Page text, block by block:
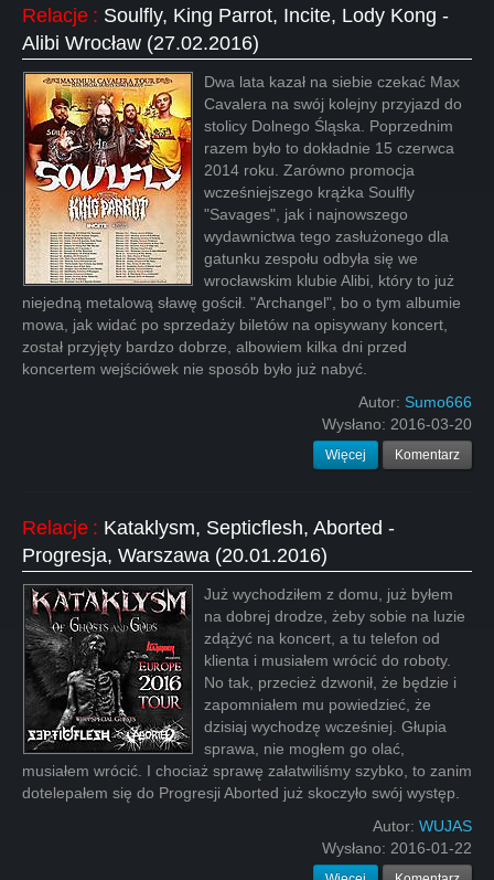
Relacje : Soulfly, King Parrot, Incite, Lody Kong -
Alibi Wrocław (27.02.2016)
Dwa lata kazał na siebie czekać Max
Cavalera na swój kolejny przyjazd do
stolicy Dolnego Śląska. Poprzednim
razem było to dokładnie 15 czerwca
2014 roku. Zarówno promocja
wcześniejszego krążka Soulfly
"Savages", jak i najnowszego
wydawnictwa tego zasłużonego dla
gatunku zespołu odbyła się we
wrocławskim klubie Alibi, który to już
niejedną metalową sławę gościł. "Archangel", bo o tym albumie
mowa, jak widać po sprzedaży biletów na opisywany koncert,
został przyjęty bardzo dobrze, albowiem kilka dni przed
koncertem wejściówek nie sposób było już nabyć.
Autor: Sumo666
Wysłano: 2016-03-20
Więcej Komentarz
Relacje : Kataklysm, Septicflesh, Aborted -
Progresja, Warszawa (20.01.2016)
Już wychodziłem z domu, już byłem
na dobrej drodze, żeby sobie na luzie
zdążyć na koncert, a tu telefon od
klienta i musiałem wrócić do roboty.
No tak, przecież dzwonił, że będzie i
zapomniałem mu powiedzieć, że
dzisiaj wychodzę wcześniej. Głupia
sprawa, nie mogłem go olać,
musiałem wrócić. I chociaż sprawę załatwiliśmy szybko, to zanim
dotelepałem się do Progresji Aborted już skoczyło swój występ.
Autor: WUJAS
Wysłano: 2016-01-22